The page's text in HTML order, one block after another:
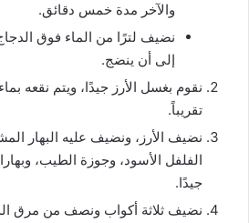
والآخر مدة خمس دقائق.
نضيف لترًا من الماء فوق
إلى أن ينضج.
نقوم بغسل الأرز جيدًا، ويتم نقعه
تقريباً.
نضيف الأرز، ونضيف عليه البهار
الفلفل الأسود، وجوزة الطيب،
جيدًا.
نضيف ثلاثة أكواب ونصف من مرق